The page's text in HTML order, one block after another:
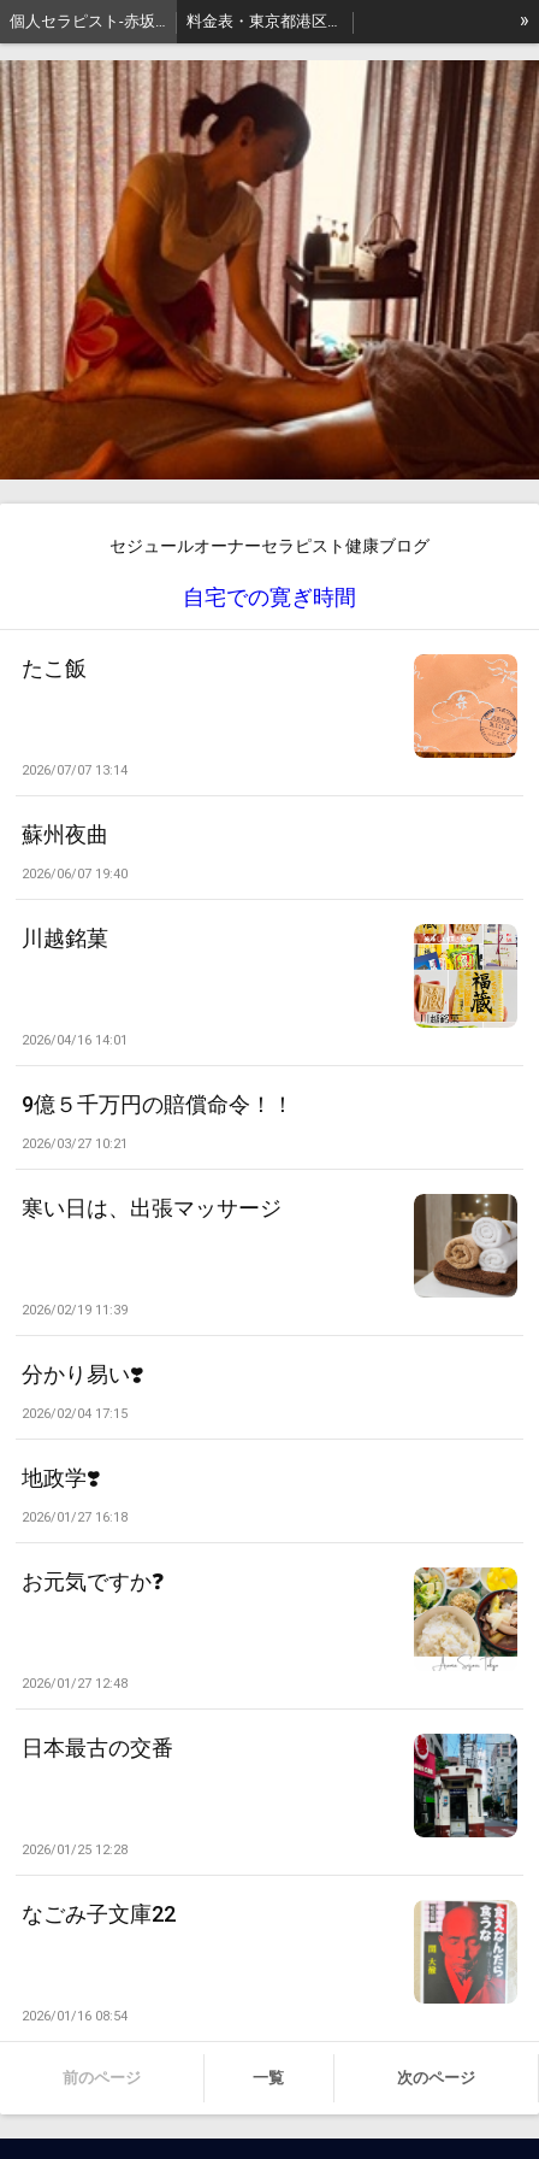
個人セラピスト-赤坂､出張リンパマッサージはアロマセジュール東京 料金表・東京都港区－本格派出張アロマオイルマッサージはセジュールへ
セジュールオーナーセラピスト健康ブログ
»
セジュールオーナーセラピスト健康ブログ
自宅での寛ぎ時間
たこ飯
2026/07/07 13:14
蘇州夜曲
2026/06/07 19:40
川越銘菓
2026/04/16 14:01
9億５千万円の賠償命令！！
2026/03/27 10:21
寒い日は、出張マッサージ
2026/02/19 11:39
分かり易い❣️
2026/02/04 17:15
地政学❣️
2026/01/27 16:18
お元気ですか❓
2026/01/27 12:48
日本最古の交番
2026/01/25 12:28
なごみ子文庫22
2026/01/16 08:54
前のページ 一覧 次のページ